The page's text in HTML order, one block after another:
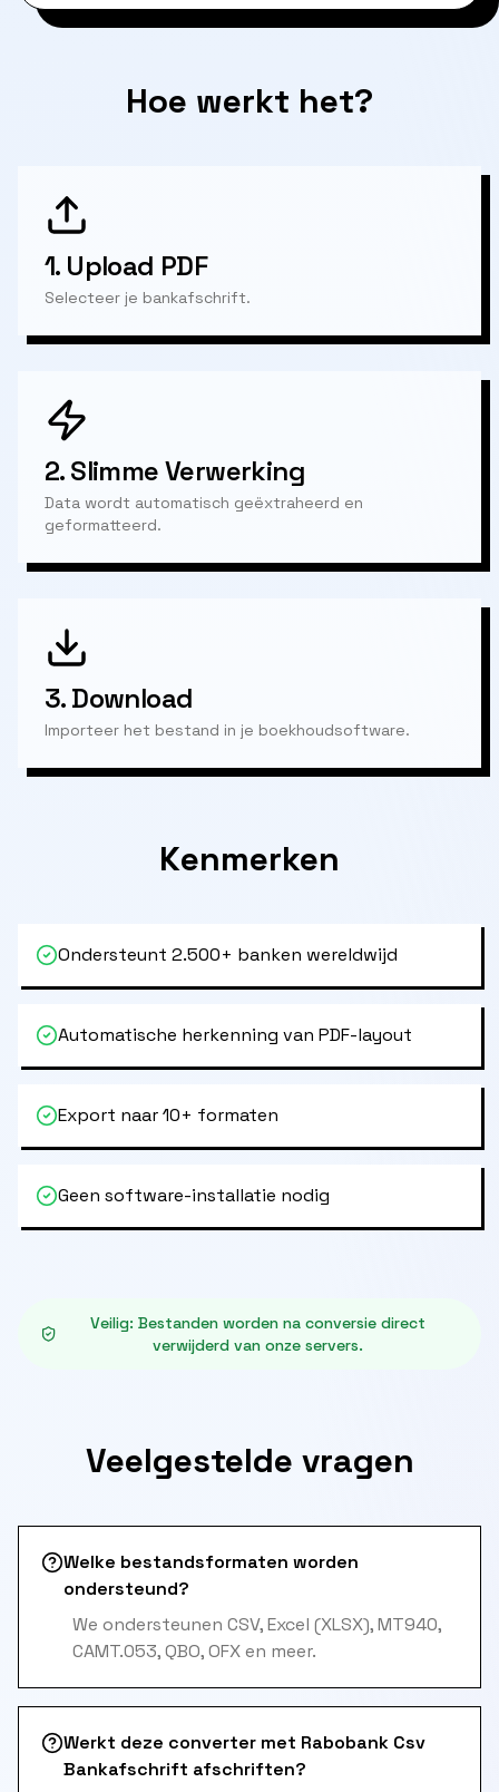
Hoe werkt het?
1. Upload PDF
Selecteer je bankafschrift.
2.Slimme Verwerking
Data wordt automatisch geëxtraheerd en
geformatteerd.
3.Download
Importeer het bestand in je boekhoudsoftware.
Kenmerken
Ondersteunt 2.500+ banken wereldwijd
Automatische herkenning van PDF-layout
Export naar 10+ formaten
Geen software-installatie nodig
Veilig: Bestanden worden na conversie direct
verwijderd van onze servers.
Veelgestelde vragen
Welke bestandsformaten worden
ondersteund?
We ondersteunen CSV, Excel (XLSX), MT940,
CAMT.053, QBO, OFX en meer.
Werkt deze converter met Rabobank Csv
Bankafschrift afschriften?